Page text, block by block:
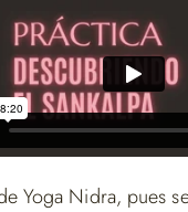
Yoga Nidra, pues